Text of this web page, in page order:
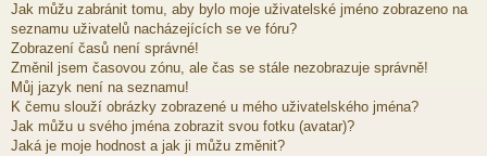
Jak můžu zabránit tomu, aby bylo moje uživatelské jméno zobrazeno na
seznamu uživatelů nacházejících se ve fóru?
Zobrazení časů není správné!
Změnil jsem časovou zónu, ale čas se stále nezobrazuje správně!
Můj jazyk není na seznamu!
K čemu slouží obrázky zobrazené u mého uživatelského jména?
Jak můžu u svého jména zobrazit svou fotku (avatar)?
Jaká je moje hodnost a jak ji můžu změnit?